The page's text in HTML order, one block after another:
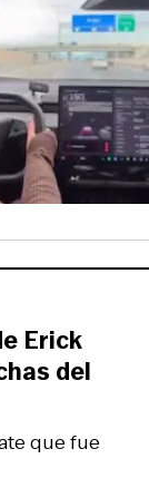
que fue
Erick
del